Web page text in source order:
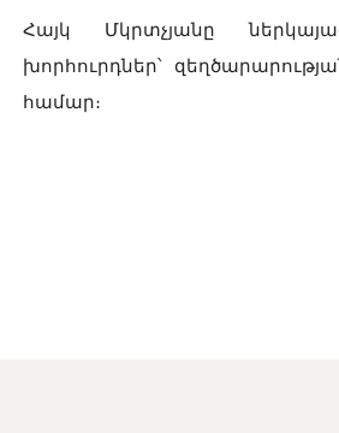
Հայկ Մկրտչյանը
խորհուրդներ՝
համար։